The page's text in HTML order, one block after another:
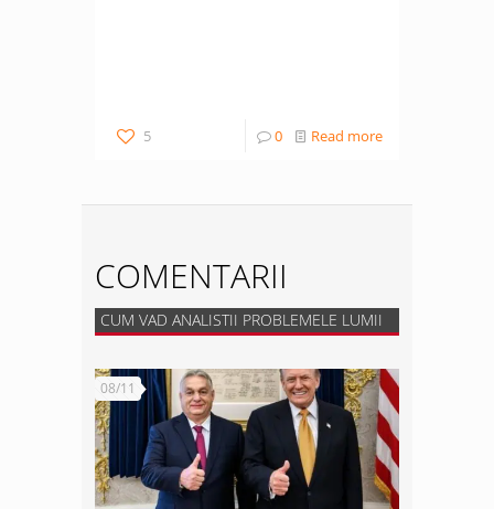
5 0 Read more
COMENTARII
CUM VAD ANALISTII PROBLEMELE LUMII
08/11